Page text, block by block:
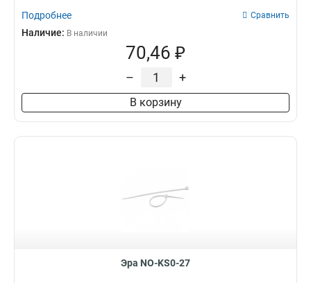
Подробнее Сравнить
Наличие: В наличии
70,46 ₽
– +
В корзину
Эра NO-KS0-27